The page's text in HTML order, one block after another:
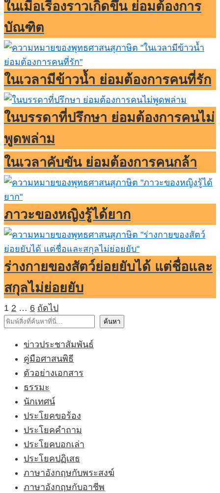
ในเมื่อเรื่องราวเกิดขึ้น ย่อมต้องการ
บัณฑิต
ในเวลามีข้าวน้ำ ย่อมต้องการคนที่รัก
ในบรรดาที่ปรึกษา ย่อมต้องการคนไม่
พูดพล่าม
ในเวลาคับขัน ย่อมต้องการคนกล้า
ภาวะของหญิงรู้ได้ยาก
ร่างกายของสัตว์ย่อยยับได้ แต่ชื่อและ
สกุลไม่ย่อยยับ
Posts
pagination
1 2 … 6 ถัดไป
ค้นหา
ค้นหา
ข่าวประชาสัมพันธ์
คู่มือศาสนพิธี
ตัวอย่างเอกสาร
ธรรมะ
นักเทศน์
ประโยคขอร้อง
ประโยคคำถาม
ประโยคบอกเล่า
ประโยคปฏิเสธ
ภาษาอังกฤษกับพระสงฆ์
ภาษาอังกฤษกับอาชีพ